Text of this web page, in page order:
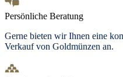
Persönliche Beratung
Gerne bieten wir Ihnen eine
Verkauf von Goldmünzen an.